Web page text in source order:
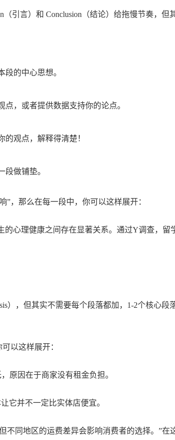
引言）和 Conclusion（结论）给拖慢节奏，
的中心思想。
，或者提供数据支持你的论点。
观点，解释得清楚！
做铺垫。
”，那么在每一段中，你可以这样展开：
的心理健康之间存在显著关系。通过Y调查，
），但其实不需要每个段落都加，1-2个核心
以这样展开：
原因在于商家没有租金负担。
它并不一定比实体店便宜。
不同地区的运费差异会影响消费者的选择。”